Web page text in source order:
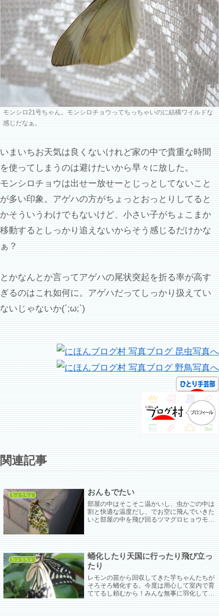
モンシロ21号ちゃん。モンシロチョウってちっちゃいのに結構ワイルドな
感じだなぁ。
いまいちお天気は良くないけれど家の中で貴重な時間
を使ってしまうのは避けたいから早々に放した。
モンシロチョウは出せー放せーとじっとしてないこと
が多い印象。アゲハの方がちょっとおっとりしてると
かそういうわけでもないけど、小さい子がちょこまか
移動するとしっかり追えないからそう感じるだけかな
ぁ？
とかなんとか言ってアゲハの尾状突起を折る率が高す
ぎるのはこれ如何に。アゲハだってしっかり扱えてい
ないじゃないか(´;ω;`)
関連記事
ちょうちょ おんもでたい
部屋の中はそこそこ温かいし、虫かごの中は
割と快適な温度だし、でお空に飛んでいきた
いと部屋の中を飛び回るツマグロヒョウモン
ようだ。
ちょうちょ
蛹化したり天国に行ったり飛び立っ
たり
レモンの苗から回収してきた芋ちゃんたちが
そろそろ蛹化する。今度は用心して室内で育
ててるし頼むから！みんな無事に羽化してな